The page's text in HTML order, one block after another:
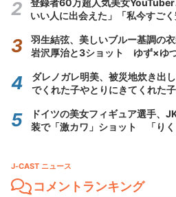
登録者60万超人気美女
いい人に出会えた」「私今すごく
羽生結弦、美しいブルー基調の
岩沢厚治と3ショット ゆず×ゆ
ダレノガレ明美、被災地炊き出
でくれた子やとりにきてくれた子
ドイツの美女フィギュア選手、
装で「激カワ」ショット 「り
J-CAST ニュース
コメントランキング